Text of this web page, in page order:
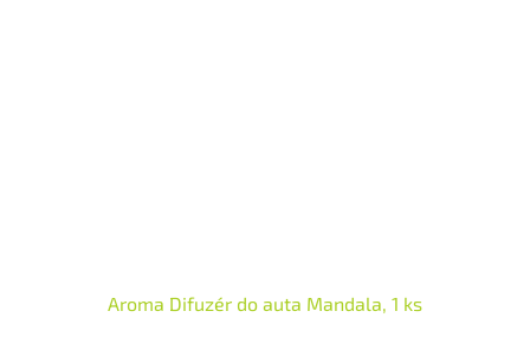
Aroma Difuzér do auta Mandala, 1 ks